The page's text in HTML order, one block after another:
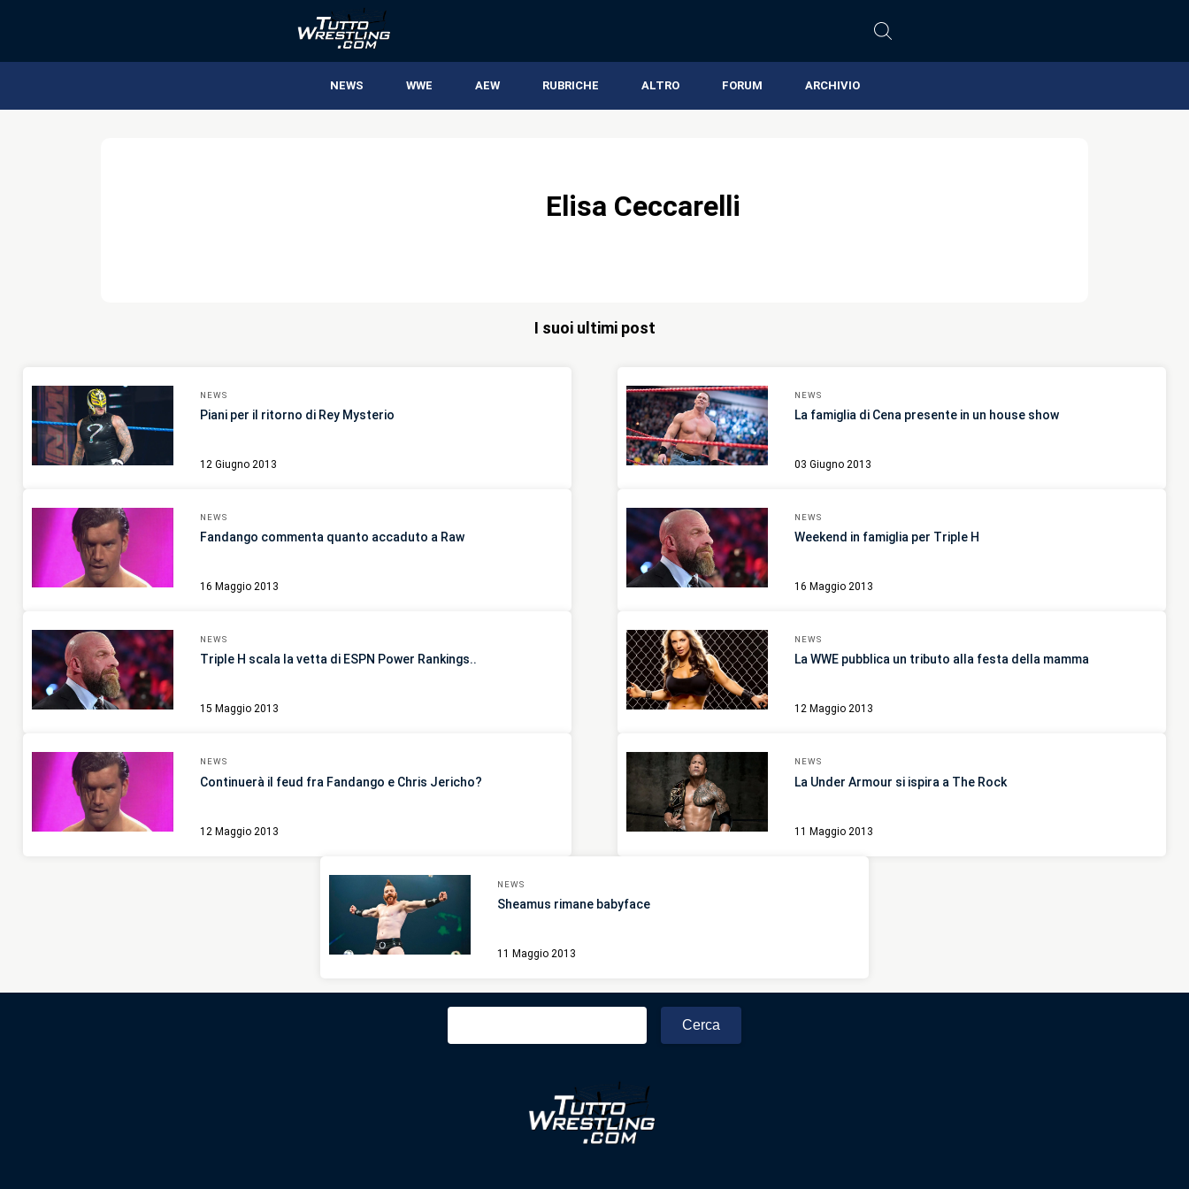
NEWS WWE AEW RUBRICHE ALTRO FORUM ARCHIVIO
Elisa Ceccarelli
I suoi ultimi post
NEWS
Piani per il ritorno di Rey Mysterio
12 Giugno 2013
NEWS
La famiglia di Cena presente in un house show
03 Giugno 2013
NEWS
Fandango commenta quanto accaduto a Raw
16 Maggio 2013
NEWS
Weekend in famiglia per Triple H
16 Maggio 2013
NEWS
Triple H scala la vetta di ESPN Power Rankings..
15 Maggio 2013
NEWS
La WWE pubblica un tributo alla festa della mamma
12 Maggio 2013
NEWS
Continuerà il feud fra Fandango e Chris Jericho?
12 Maggio 2013
NEWS
La Under Armour si ispira a The Rock
11 Maggio 2013
NEWS
Sheamus rimane babyface
11 Maggio 2013
Ricerca